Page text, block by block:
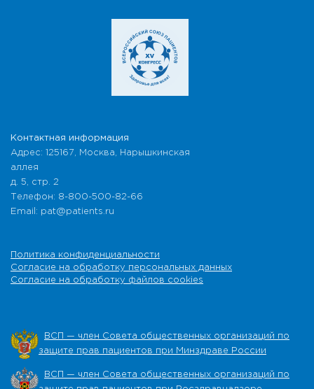
Контактная информация
Адрес: 125167, Москва, Нарышкинская
аллея
д. 5, стр. 2
Телефон: 8-800-500-82-66
Email: pat@patients.ru
Политика конфиденциальности
Согласие на обработку персональных данных
Согласие на обработку файлов cookies
ВСП — член Совета общественных организаций по
защите прав пациентов при Минздраве России
ВСП — член Совета общественных организаций по